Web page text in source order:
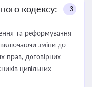
кодексу:
+3
та реформування
включаючи зміни до
прав, договірних
цивільних